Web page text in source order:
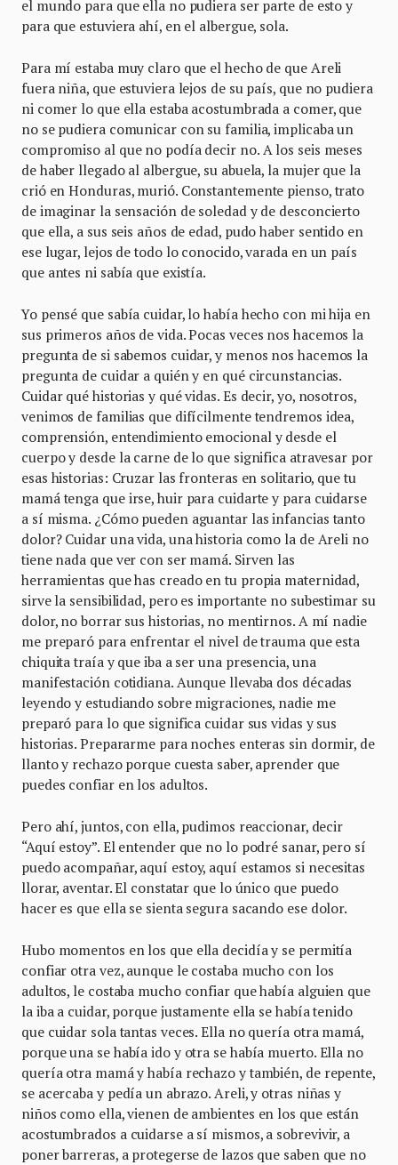
el mundo para que ella no pudiera ser parte de esto y
para que estuviera ahí, en el albergue, sola.
Para mí estaba muy claro que el hecho de que Areli
fuera niña, que estuviera lejos de su país, que no pudiera
ni comer lo que ella estaba acostumbrada a comer, que
no se pudiera comunicar con su familia, implicaba un
compromiso al que no podía decir no. A los seis meses
de haber llegado al albergue, su abuela, la mujer que la
crió en Honduras, murió. Constantemente pienso, trato
de imaginar la sensación de soledad y de desconcierto
que ella, a sus seis años de edad, pudo haber sentido en
ese lugar, lejos de todo lo conocido, varada en un país
que antes ni sabía que existía.
Yo pensé que sabía cuidar, lo había hecho con mi hija en
sus primeros años de vida. Pocas veces nos hacemos la
pregunta de si sabemos cuidar, y menos nos hacemos la
pregunta de cuidar a quién y en qué circunstancias.
Cuidar qué historias y qué vidas. Es decir, yo, nosotros,
venimos de familias que difícilmente tendremos idea,
comprensión, entendimiento emocional y desde el
cuerpo y desde la carne de lo que significa atravesar por
esas historias: Cruzar las fronteras en solitario, que tu
mamá tenga que irse, huir para cuidarte y para cuidarse
a sí misma. ¿Cómo pueden aguantar las infancias tanto
dolor? Cuidar una vida, una historia como la de Areli no
tiene nada que ver con ser mamá. Sirven las
herramientas que has creado en tu propia maternidad,
sirve la sensibilidad, pero es importante no subestimar su
dolor, no borrar sus historias, no mentirnos. A mí nadie
me preparó para enfrentar el nivel de trauma que esta
chiquita traía y que iba a ser una presencia, una
manifestación cotidiana. Aunque llevaba dos décadas
leyendo y estudiando sobre migraciones, nadie me
preparó para lo que significa cuidar sus vidas y sus
historias. Prepararme para noches enteras sin dormir, de
llanto y rechazo porque cuesta saber, aprender que
puedes confiar en los adultos.
Pero ahí, juntos, con ella, pudimos reaccionar, decir
“Aquí estoy”. El entender que no lo podré sanar, pero sí
puedo acompañar, aquí estoy, aquí estamos si necesitas
llorar, aventar. El constatar que lo único que puedo
hacer es que ella se sienta segura sacando ese dolor.
Hubo momentos en los que ella decidía y se permitía
confiar otra vez, aunque le costaba mucho con los
adultos, le costaba mucho confiar que había alguien que
la iba a cuidar, porque justamente ella se había tenido
que cuidar sola tantas veces. Ella no quería otra mamá,
porque una se había ido y otra se había muerto. Ella no
quería otra mamá y había rechazo y también, de repente,
se acercaba y pedía un abrazo. Areli, y otras niñas y
niños como ella, vienen de ambientes en los que están
acostumbrados a cuidarse a sí mismos, a sobrevivir, a
poner barreras, a protegerse de lazos que saben que no